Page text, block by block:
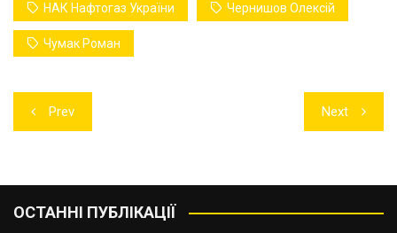
НАК Нафтогаз України Чернишов Олексій
Чумак Роман
Навігація
записів
Prev Next
ОСТАННІ ПУБЛІКАЦІЇ